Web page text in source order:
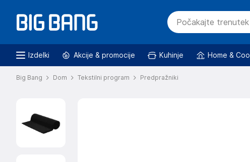
Izdelki Akcije & promocije Kuhinje Home &
Big Bang Dom Tekstilni program Predpražniki